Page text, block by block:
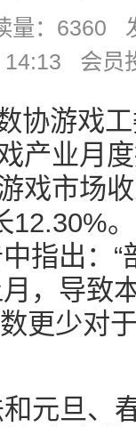
量：6360
14:13 会员
协游戏
产业月
戏市场
12.30%
指出：
，导致
更少对
元旦、